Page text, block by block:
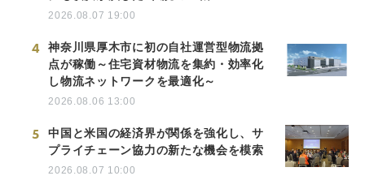
2026.08.07 19:00
4
神奈川県厚木市に初の自社運営型物流拠
点が稼働～住宅資材物流を集約・効率化
し物流ネットワークを最適化～
2026.08.06 13:00
5
中国と米国の経済界が関係を強化し、サ
プライチェーン協力の新たな機会を模索
2026.08.07 10:00